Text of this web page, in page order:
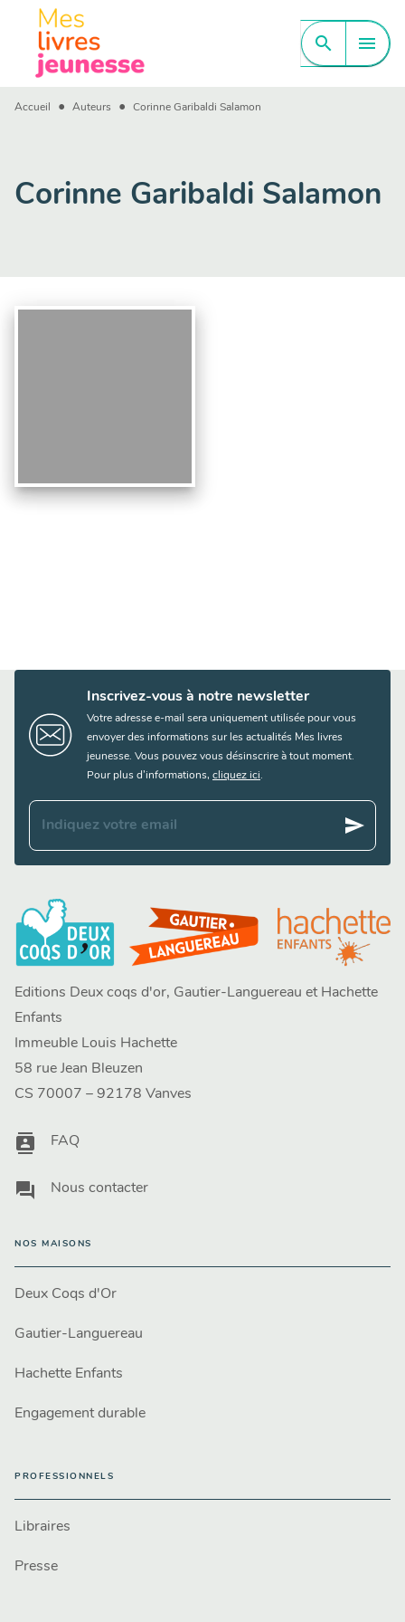
MENU CONTENU
PIED DE PAGE
search menu
Accueil • Auteurs • Corinne Garibaldi Salamon
Corinne Garibaldi Salamon
Inscrivez-vous à notre newsletter
Votre adresse e-mail sera uniquement utilisée pour vous
envoyer des informations sur les actualités Mes livres
jeunesse. Vous pouvez vous désinscrire à tout moment.
Pour plus d’informations, cliquez ici.
Indiquez votre email send
Editions Deux coqs d'or, Gautier-Languereau et Hachette
Enfants
Immeuble Louis Hachette
58 rue Jean Bleuzen
CS 70007 – 92178 Vanves
contacts FAQ
question_answer Nous contacter
NOS MAISONS
Deux Coqs d'Or
Gautier-Languereau
Hachette Enfants
Engagement durable
PROFESSIONNELS
Libraires
Presse